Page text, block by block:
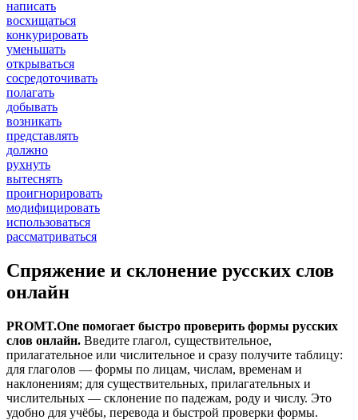
написать
восхищаться
конкурировать
уменьшать
открываться
сосредоточивать
полагать
добывать
возникать
представлять
должно
рухнуть
вытеснять
проигнорировать
модифицировать
использоваться
рассматриваться
Спряжение и склонение русских слов
онлайн
PROMT.One помогает быстро проверить формы русских
слов онлайн. Введите глагол, существительное,
прилагательное или числительное и сразу получите таблицу:
для глаголов — формы по лицам, числам, временам и
наклонениям; для существительных, прилагательных и
числительных — склонение по падежам, роду и числу. Это
удобно для учёбы, перевода и быстрой проверки формы.